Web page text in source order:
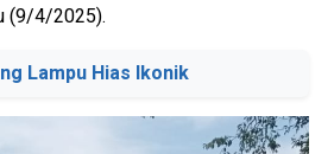
(9/4/2025).
Lampu Hias Ikonik